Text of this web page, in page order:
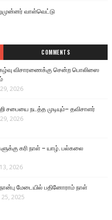
வாள்வெட்டு
COMMENTS
விசாரணைக்கு சென்ற பொலிஸை
2026
சபையை நடத்த முடியும்– தவிசாளர்
2026
கரி நாள் – யாழ். பல்கலை
2026
மேடையில் பதினோராம் நாள்
25, 2025